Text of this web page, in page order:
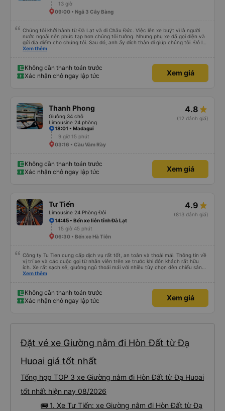
13 giờ
09:00 • Ngã 3 Cây Bàng
Chúng tôi khởi hành từ Đà Lạt và đi Châu Đức. Việc lên xe buýt vì là người
nước ngoài nên phức tạp hơn chúng tôi tưởng. Nhưng phụ xe đã gọi điện và
gửi địa điểm cho chúng tôi. Sau đó, anh ấy đích thân đi giúp chúng tôi. Đó là
lần đầu tiên đi xe giường nằm với hai đứa trẻ nhỏ khá thú vị. Chúng tôi không
điểm dừng, họ đánh thức chúng tôi dậy và đảm bảo chúng tôi đã sẵn sàng.
Nhìn chung, đó là một trải nghiệm tốt. Mỗi giường đều có gối và chăn, và đủ
chỗ cho 1 người lớn và 1 trẻ em nằm thoải mái.
Xem thêm
Không cần thanh toán trước
Xác nhận chỗ ngay lập tức
Xem giá
Thanh Phong
Giường 34 chỗ
Limousine 24 phòng
4.8
(12 đánh giá)
18:01 • Madagui
9 giờ 15 phút
03:16 • Cầu Vàm Rầy
Không cần thanh toán trước
Xác nhận chỗ ngay lập tức
Xem giá
Tư Tiến
Limousine 24 Phòng Đôi
4.9
(813 đánh giá)
14:45 • Bến xe liên tỉnh Đà Lạt
15 giờ 45 phút
06:30 • Bến xe Hà Tiên
Công ty Tu Tien cung cấp dịch vụ rất tốt, an toàn và thoải mái. Thông tin về
vị trí xe và các cuộc gọi từ nhân viên trên xe trước khi đón khách rất hữu
ích. Xe rất sạch sẽ, giường ngủ thoải mái với nhiều tùy chọn đèn chiếu sáng
và cổng USB được đặt ở vị trí thuận tiện. Nhân viên rất lịch sự và xe đến
Xem thêm
Không cần thanh toán trước
Xác nhận chỗ ngay lập tức
Xem giá
Đặt vé xe Giường nằm đi Hòn Đất từ Đạ
Huoai giá tốt nhất
Tổng hợp TOP 3 xe Giường nằm đi Hòn Đất từ Đạ Huoai
tốt nhất hiện nay 08/2026
🚌 1. Xe Tư Tiến: xe Giường nằm đi Hòn Đất từ Đạ